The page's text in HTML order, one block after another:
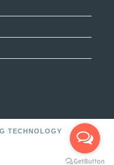
TECHNOLOGY